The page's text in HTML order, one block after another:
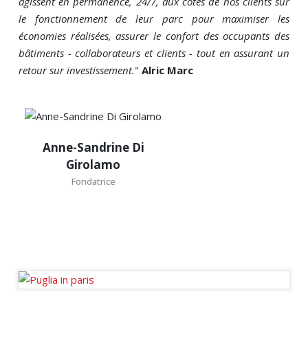
le fonctionnement de leur parc pour maximiser les
économies réalisées, assurer le confort des occupants des
bâtiments - collaborateurs et clients - tout en assurant un
retour sur investissement." Alric Marc
Anne-Sandrine Di
Girolamo
Fondatrice
Sandrine
Di